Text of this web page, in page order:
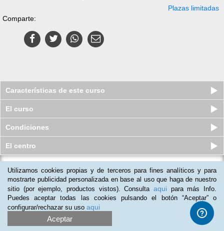
Plazas limitadas
Comparte:
Características de este curso
El curso
Condiciones
El centro
Curso online de Habilidades
Directivas Complementarias
Plazas limitadas
$35usd $19usd
Utilizamos cookies propias y de terceros para fines analíticos y para
mostrarte publicidad personalizada en base al uso que haga de nuestro
sitio (por ejemplo, productos vistos). Consulta aqui para más Info.
Puedes aceptar todas las cookies pulsando el botón “Aceptar” o
configurar/rechazar su uso aqui
Aceptar